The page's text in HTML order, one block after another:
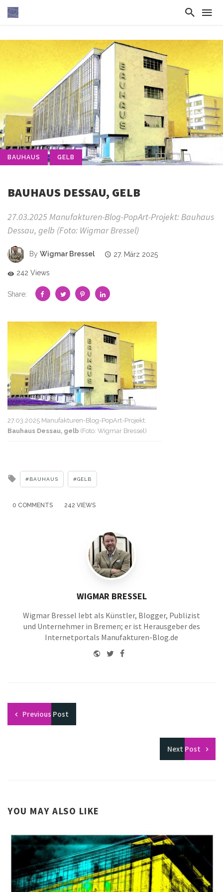
BAUHAUS GELB
BAUHAUS DESSAU, GELB
27.03.2025 Manufakturen-Blog-PopArt-Projekt: Bauhaus
Dessau, gelb (Foto: Wigmar Bressel)
By Wigmar Bressel 27. März 2025
242 Views
Share:
27.03.2025 Manufakturen-Blog-PopArt-Projekt:
Bauhaus Dessau, gelb (Foto: Wigmar Bressel)
Tagged
BAUHAUS GELB
0 COMMENTS 242 VIEWS
WIGMAR BRESSEL
Wigmar Bressel lebt als Künstler, Blogger, Publizist
und Unternehmer in Bremen; er ist Herausgeber des
Internetportals Manufakturen-Blog.de
WebsiteTwitterFacebook
Previous Post
Next Post
YOU MAY ALSO LIKE